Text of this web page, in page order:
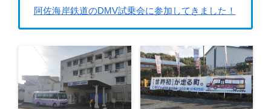
阿佐海岸鉄道のDMV試乗会に参加してきました！